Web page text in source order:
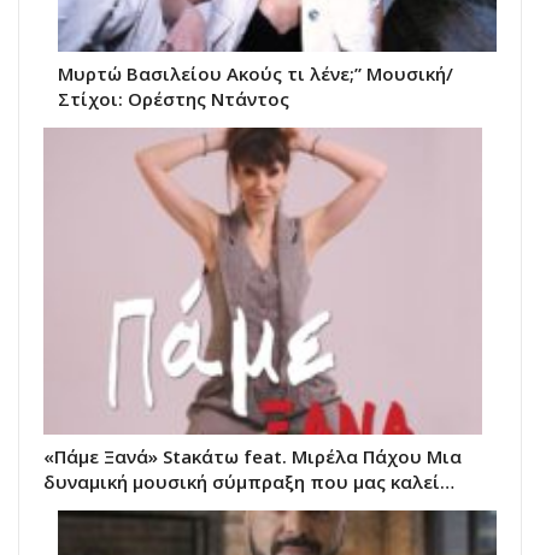
Μυρτώ Βασιλείου Ακούς τι λένε;” Μουσική/
Στίχοι: Ορέστης Ντάντος
«Πάμε Ξανά» Staκάτω feat. Μιρέλα Πάχου Μια
δυναμική μουσική σύμπραξη που μας καλεί…